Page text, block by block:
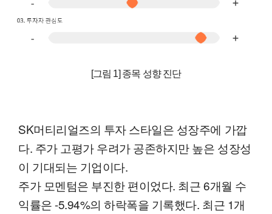
[그림 1] 종목 성향 진단
SK머티리얼즈의 투자 스타일은 성장주에 가깝
다. 주가 고평가 우려가 공존하지만 높은 성장성
이 기대되는 기업이다.
주가 모멘텀은 부진한 편이었다. 최근 6개월 수
익률은 -5.94%의 하락폭을 기록했다. 최근 1개